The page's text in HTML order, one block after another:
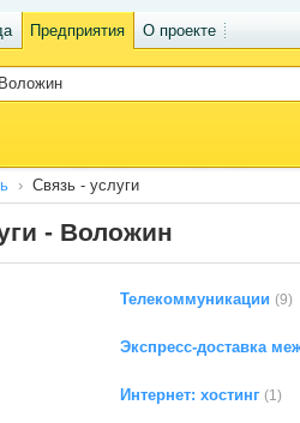
Предприятия О проекте
Связь - услуги
- Воложин
Телекоммуникации (9)
Экспресс-доставка
Интернет: хостинг (1)